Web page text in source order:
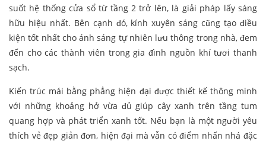
suốt hệ thống cửa sổ từ tầng 2 trở lên, là giải pháp lấy sáng
hữu hiệu nhất. Bên cạnh đó, kính xuyên sáng cũng tạo điều
kiện tốt nhất cho ánh sáng tự nhiên lưu thông trong nhà, đem
đến cho các thành viên trong gia đình nguồn khí tươi thanh
sạch.
Kiến trúc mái bằng phẳng hiện đại được thiết kế thông minh
với những khoảng hở vừa đủ giúp cây xanh trên tầng tum
quang hợp và phát triển xanh tốt. Nếu bạn là một người yêu
thích vẻ đẹp giản đơn, hiện đại mà vẫn có điểm nhấn nhá đặc